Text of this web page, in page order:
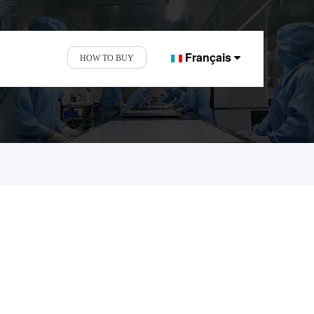
Français
HOW TO BUY
et d'affichage.